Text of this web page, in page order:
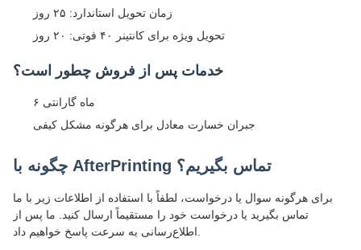
زمان تحویل استاندارد: ۲۵ روز
تحویل ویژه برای کانتینر ۴۰ فوتی: ۲۰ روز
خدمات پس از فروش چطور است؟
۶ ماه گارانتی
جبران خسارت معادل برای هرگونه مشکل کیفی
چگونه با AfterPrinting تماس بگیریم؟
برای هرگونه سوال یا درخواست، لطفاً با استفاده از اطلاعات زیر با ما
تماس بگیرید یا درخواست خود را مستقیماً ارسال کنید. ما پس از